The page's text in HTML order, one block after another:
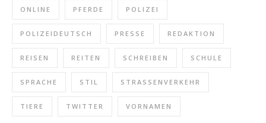
ONLINE PFERDE POLIZEI
POLIZEIDEUTSCH PRESSE REDAKTION
REISEN REITEN SCHREIBEN SCHULE
SPRACHE STIL STRASSENVERKEHR
TIERE TWITTER VORNAMEN